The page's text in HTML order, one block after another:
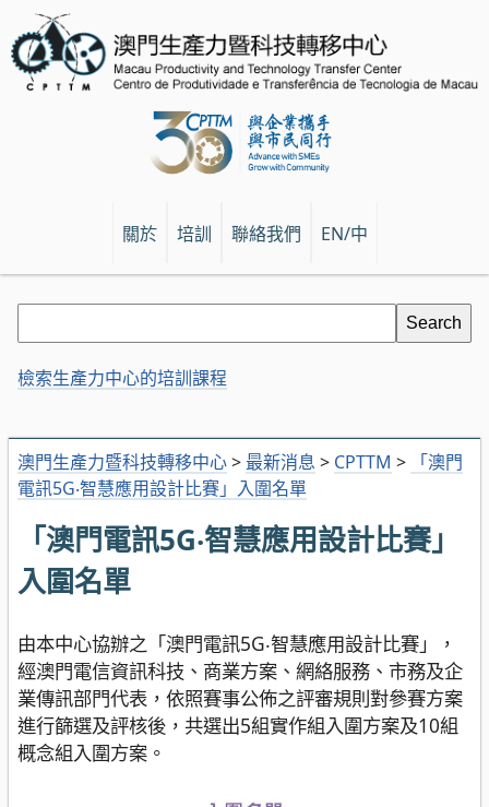
關於 培訓 聯絡我們 EN/中
澳門生產力暨科技轉移中心> 最新消息 > CPTTM >
「澳門
電訊5G‧智慧應用設計比賽」入圍名單
「澳門電訊5G‧智慧應用設計比賽」
入圍名單
由本中心協辦之「澳門電訊5G‧智慧應用設計比賽」，
經澳門電信資訊科技、商業方案、網絡服務、市務及企
業傳訊部門代表，依照賽事公佈之評審規則對參賽方案
進行篩選及評核後，共選出5組實作組入圍方案及10組
概念組入圍方案。
檢索生產力中心的培訓課程